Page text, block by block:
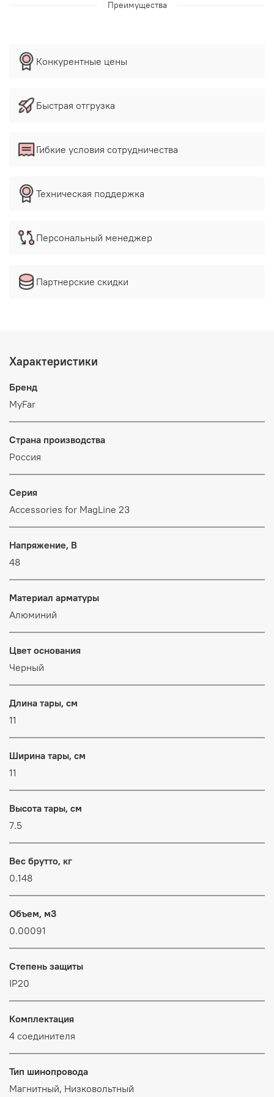
Преимущества
Конкурентные цены
Быстрая отгрузка
Гибкие условия сотрудничества
Техническая поддержка
Персональный менеджер
Партнерские скидки
Характеристики
Бренд
MyFar
Страна производства
Россия
Серия
Accessories for MagLine 23
Напряжение, В
48
Материал арматуры
Алюминий
Цвет основания
Черный
Длина тары, см
11
Ширина тары, см
11
Высота тары, см
7.5
Вес брутто, кг
0.148
Объем, м3
0.00091
Степень защиты
IP20
Комплектация
4 соединителя
Тип шинопровода
Магнитный, Низковольтный